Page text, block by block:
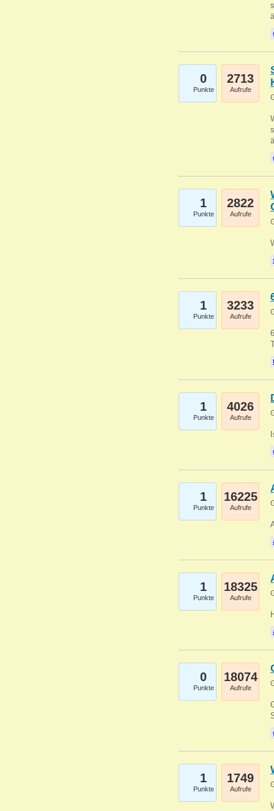
0
Punkte
2713
Aufrufe
1
Punkte
2822
Aufrufe
1
Punkte
3233
Aufrufe
1
Punkte
4026
Aufrufe
1
Punkte
16225
Aufrufe
1
Punkte
18325
Aufrufe
0
Punkte
18074
Aufrufe
1
Punkte
1749
Aufrufe